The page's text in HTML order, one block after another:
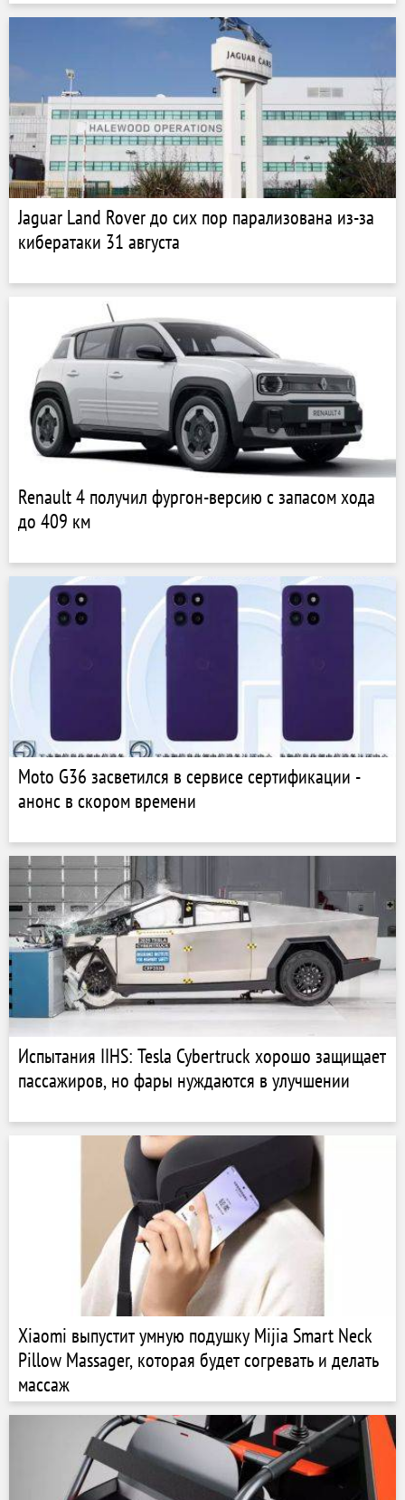
Jaguar Land Rover до сих пор парализована из-за
кибератаки 31 августа
Renault 4 получил фургон-версию с запасом хода
до 409 км
Moto G36 засветился в сервисе сертификации -
анонс в скором времени
Испытания IIHS: Tesla Cybertruck хорошо защищает
пассажиров, но фары нуждаются в улучшении
Xiaomi выпустит умную подушку Mijia Smart Neck
Pillow Massager, которая будет согревать и делать
массаж